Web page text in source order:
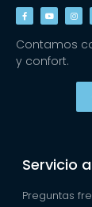
Contamos
y confort.
Servicio
Preguntas